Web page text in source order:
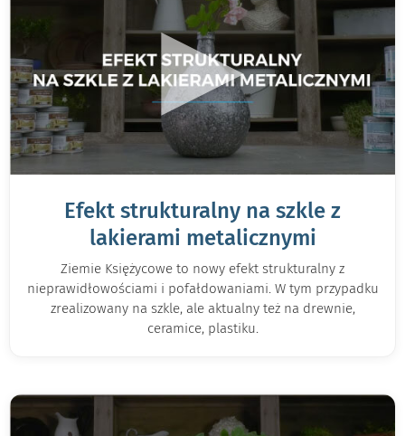
▶
Efekt strukturalny na szkle z
lakierami metalicznymi
Ziemie Księżycowe to nowy efekt strukturalny z
nieprawidłowościami i pofałdowaniami. W tym przypadku
zrealizowany na szkle, ale aktualny też na drewnie,
ceramice, plastiku.